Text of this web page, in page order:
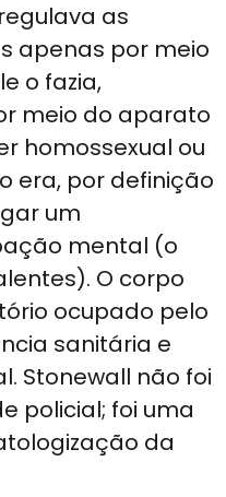
as
apenas por meio
o fazia,
meio do aparato
homossexual ou
era, por definição
um
mental (o
O corpo
ocupado pelo
sanitária e
Stonewall não foi
policial; foi uma
da